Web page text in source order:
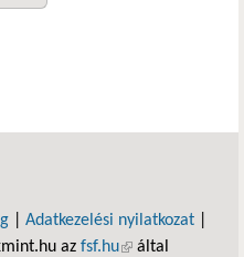
Adatkezelési nyilatkozat
az fsf.hu(külső hivatkozás)
által